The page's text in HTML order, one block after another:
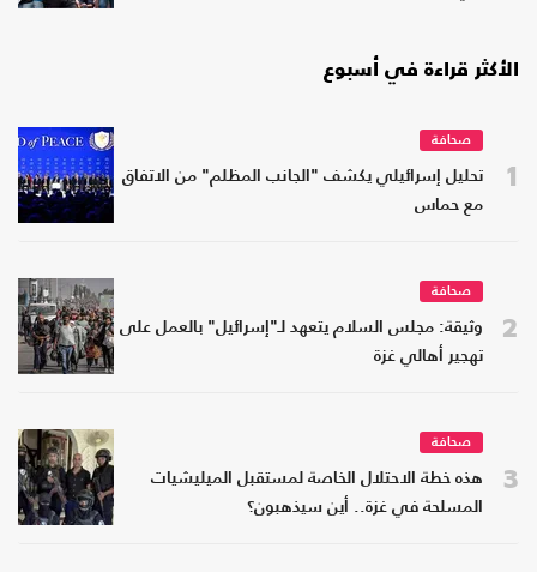
الأكثر قراءة في أسبوع
1
صحافة
تحليل إسرائيلي يكشف "الجانب المظلم" من الاتفاق
مع حماس
2
صحافة
وثيقة: مجلس السلام يتعهد لـ"إسرائيل" بالعمل على
تهجير أهالي غزة
3
صحافة
هذه خطة الاحتلال الخاصة لمستقبل الميليشيات
المسلحة في غزة.. أين سيذهبون؟